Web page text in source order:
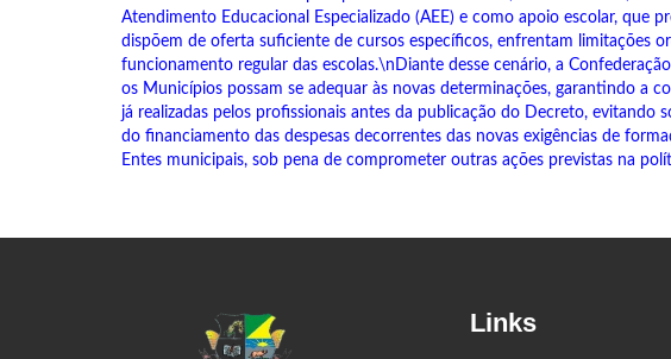
Atendimento Educacional Especializado (AEE) e como apoio escolar, que
dispõem de oferta suficiente de cursos específicos, enfrentam limitações
funcionamento regular das escolas.\nDiante desse cenário, a
os Municípios possam se adequar às novas determinações, garantindo a
já realizadas pelos profissionais antes da publicação do Decreto,
do financiamento das despesas decorrentes das novas exigências de
Entes municipais, sob pena de comprometer outras ações previstas na
Links